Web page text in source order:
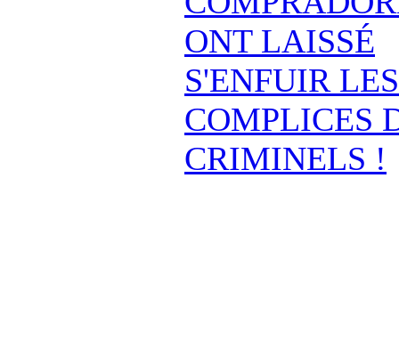
ONT LAISSÉ
S'ENFUIR LES
COMPLICES
CRIMINELS !